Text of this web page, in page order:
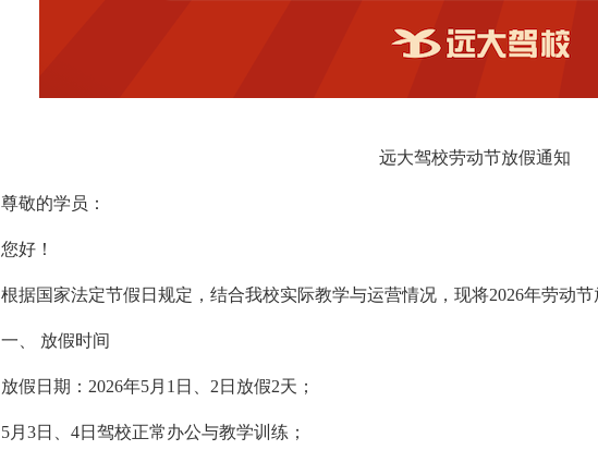
远大驾校劳动节放假通知
尊敬的学员：
您好！
根据国家法定节假日规定，结合我校实际教学与运营情况，现将2026年劳动
一、 放假时间
放假日期：2026年5月1日、2日放假2天；
5月3日、4日驾校正常办公与教学训练；